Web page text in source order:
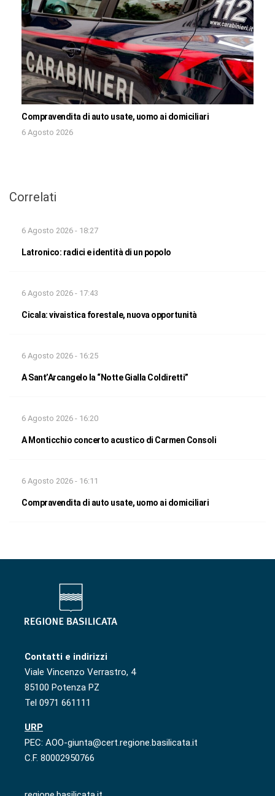
Compravendita di auto usate, uomo ai domiciliari
6 Agosto 2026
Correlati
6 Agosto 2026 - 18:27
Latronico: radici e identità di un popolo
6 Agosto 2026 - 17:43
Cicala: vivaistica forestale, nuova opportunità
6 Agosto 2026 - 16:25
A Sant’Arcangelo la “Notte Gialla Coldiretti”
6 Agosto 2026 - 16:20
A Monticchio concerto acustico di Carmen Consoli
6 Agosto 2026 - 16:11
Compravendita di auto usate, uomo ai domiciliari
Contatti e indirizzi
Viale Vincenzo Verrastro, 4
85100 Potenza PZ
Tel 0971 661111
URP
PEC: AOO-giunta@cert.regione.basilicata.it
C.F. 80002950766